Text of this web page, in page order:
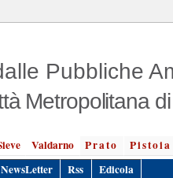
Pubbliche
Metropolitana
Valdarno Prato
Pistoia
NewsLetter Rss Edicola